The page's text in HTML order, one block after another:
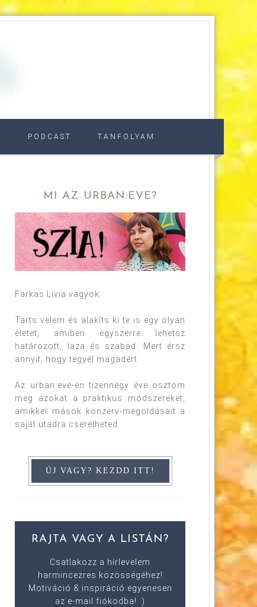
PODCAST TANFOLYAM
MI AZ URBAN:EVE?
Farkas Lívia vagyok.
Tarts velem és alakíts ki te is egy olyan
életet, amiben egyszerre lehetsz
határozott, laza és szabad. Mert érsz
annyit, hogy tegyél magadért.
Az urban:eve-en tizennégy éve osztom
meg azokat a praktikus módszereket,
amikkel mások konzerv-megoldásait a
saját utadra cserélheted.
RAJTA VAGY A LISTÁN?
Csatlakozz a hírlevelem
harmincezres közösségéhez!
Motiváció & inspiráció egyenesen
az e-mail fiókodba! :)